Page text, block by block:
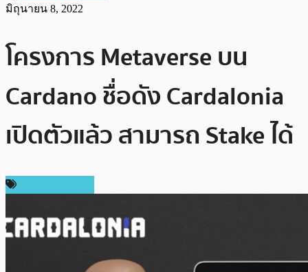
มิถุนายน 8, 2022
โครงการ Metaverse บน
Cardano ชื่อดัง Cardalonia
เปิดตัวแล้ว สามารถ Stake ได้